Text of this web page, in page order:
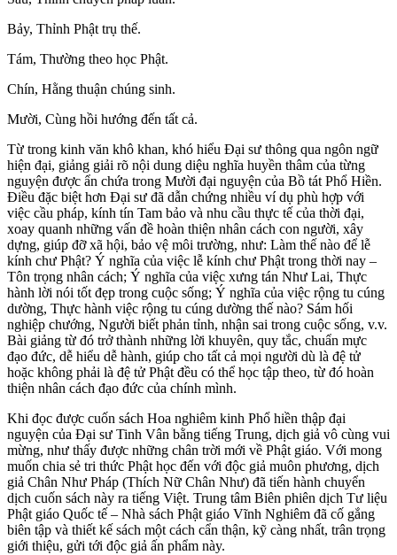
Bảy, Thỉnh Phật trụ thế.
Tám, Thường theo học Phật.
Chín, Hằng thuận chúng sinh.
Mười, Cùng hồi hướng đến tất cả.
Từ trong kinh văn khô khan, khó hiểu Đại sư thông qua ngôn ngữ
hiện đại, giảng giải rõ nội dung diệu nghĩa huyền thâm của từng
nguyện được ẩn chứa trong Mười đại nguyện của Bồ tát Phổ Hiền.
Điều đặc biệt hơn Đại sư đã dẫn chứng nhiều ví dụ phù hợp với
việc cầu pháp, kính tín Tam bảo và nhu cầu thực tế của thời đại,
xoay quanh những vấn đề hoàn thiện nhân cách con người, xây
dựng, giúp đỡ xã hội, bảo vệ môi trường, như: Làm thế nào để lễ
kính chư Phật? Ý nghĩa của việc lễ kính chư Phật trong thời nay –
Tôn trọng nhân cách; Ý nghĩa của việc xưng tán Như Lai, Thực
hành lời nói tốt đẹp trong cuộc sống; Ý nghĩa của việc rộng tu cúng
dường, Thực hành việc rộng tu cúng dường thế nào? Sám hối
nghiệp chướng, Người biết phản tỉnh, nhận sai trong cuộc sống, v.v.
Bài giảng từ đó trở thành những lời khuyên, quy tắc, chuẩn mực
đạo đức, dễ hiểu dễ hành, giúp cho tất cả mọi người dù là đệ tử
hoặc không phải là đệ tử Phật đều có thể học tập theo, từ đó hoàn
thiện nhân cách đạo đức của chính mình.
Khi đọc được cuốn sách Hoa nghiêm kinh Phổ hiền thập đại
nguyện của Đại sư Tinh Vân bằng tiếng Trung, dịch giả vô cùng vui
mừng, như thấy được những chân trời mới về Phật giáo. Với mong
muốn chia sẻ tri thức Phật học đến với độc giả muôn phương, dịch
giả Chân Như Pháp (Thích Nữ Chân Như) đã tiến hành chuyển
dịch cuốn sách này ra tiếng Việt. Trung tâm Biên phiên dịch Tư liệu
Phật giáo Quốc tế – Nhà sách Phật giáo Vĩnh Nghiêm đã cố gắng
biên tập và thiết kế sách một cách cẩn thận, kỹ càng nhất, trân trọng
giới thiệu, gửi tới độc giả ấn phẩm này.